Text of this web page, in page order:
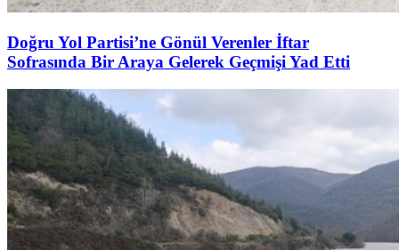
Doğru Yol Partisi’ne Gönül Verenler İftar
Sofrasında Bir Araya Gelerek Geçmişi Yad Etti